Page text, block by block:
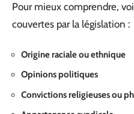
Pour mieux comprendre,
couvertes par la législation :
Origine raciale ou ethnique
Opinions politiques
Convictions religieuses ou